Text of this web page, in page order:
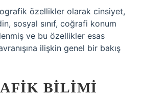
özellikler olarak cinsiyet,
sosyal sınıf, coğrafi konum
ve bu özellikler esas
ilişkin genel bir bakış
BILIMI